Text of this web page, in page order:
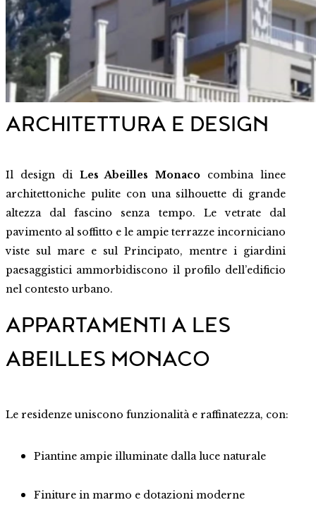
ARCHITETTURA E DESIGN
Il design di Les Abeilles Monaco combina linee
architettoniche pulite con una silhouette di grande
altezza dal fascino senza tempo. Le vetrate dal
pavimento al soffitto e le ampie terrazze incorniciano
viste sul mare e sul Principato, mentre i giardini
paesaggistici ammorbidiscono il profilo dell’edificio
nel contesto urbano.
APPARTAMENTI A LES
ABEILLES MONACO
Le residenze uniscono funzionalità e raffinatezza, con:
Piantine ampie illuminate dalla luce naturale
Finiture in marmo e dotazioni moderne